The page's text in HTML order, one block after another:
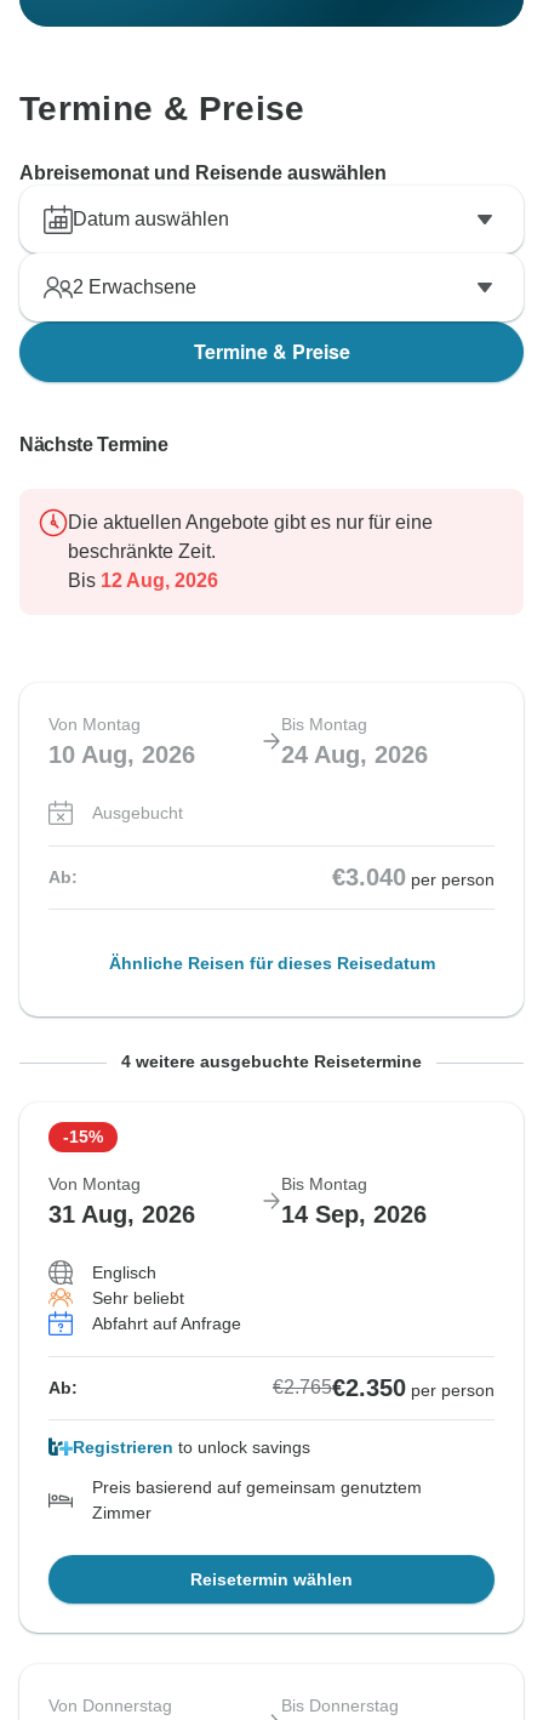
Termine & Preise
Abreisemonat und Reisende auswählen
Datum auswählen
2 Erwachsene
Termine & Preise
Nächste Termine
Die aktuellen Angebote gibt es nur für eine
beschränkte Zeit.
Bis 12 Aug, 2026
Von Montag
10 Aug, 2026
Bis Montag
24 Aug, 2026
Ausgebucht
Ab: €3.040 per person
Ähnliche Reisen für dieses Reisedatum
Von Donnerstag Bis Donnerstag
Ausgebucht
€2.765
Ähnliche Reisen für dieses Reisedatum
Von Montag Bis Montag
Ausgebucht
€2.765
Ähnliche Reisen für dieses Reisedatum
Von Donnerstag Bis Donnerstag
Ausgebucht
€3.195
Ähnliche Reisen für dieses Reisedatum
Von Montag Bis Montag
Abfahrt auf Anfrage
€3.315
Ähnliche Reisen für dieses Reisedatum
4 weitere ausgebuchte Reisetermine
-15%
Von Montag
31 Aug, 2026
Bis Montag
14 Sep, 2026
Englisch
Sehr beliebt
Abfahrt auf Anfrage
Ab: €2.765€2.350 per person
Registrieren to unlock savings
Preis basierend auf gemeinsam genutztem
Zimmer
Reisetermin wählen
Von Donnerstag Bis Donnerstag